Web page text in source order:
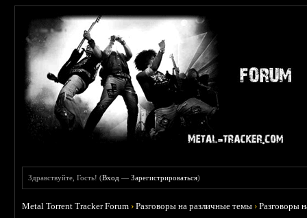
Здравствуйте, Гость! (Вход —Зарегистрироваться)
Metal Torrent Tracker Forum ›Разговоры на различные темы ›Разговоры